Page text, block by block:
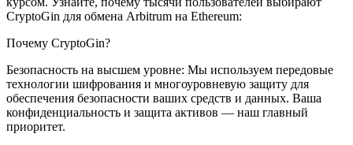
CryptoGin для обмена Arbitrum на Ethereum:
Почему CryptoGin?
Безопасность на высшем уровне: Мы используем передовые
технологии шифрования и многоуровневую защиту для
обеспечения безопасности ваших средств и данных. Ваша
конфиденциальность и защита активов — наш главный
приоритет.